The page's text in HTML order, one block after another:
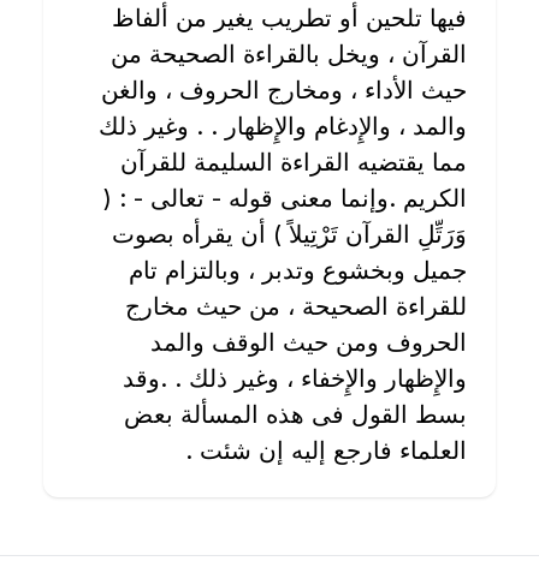
فيها تلحين أو تطريب يغير من ألفاظ
القرآن ، ويخل بالقراءة الصحيحة من
حيث الأداء ، ومخارج الحروف ، والغن
والمد ، والإِدغام والإِظهار . . وغير ذلك
مما يقتضيه القراءة السليمة للقرآن
الكريم .وإنما معنى قوله - تعالى - : (
وَرَتِّلِ القرآن تَرْتِيلاً ) أن يقرأه بصوت
جميل وبخشوع وتدبر ، وبالتزام تام
للقراءة الصحيحة ، من حيث مخارج
الحروف ومن حيث الوقف والمد
والإِظهار والإِخفاء ، وغير ذلك . .وقد
بسط القول فى هذه المسألة بعض
العلماء فارجع إليه إن شئت .